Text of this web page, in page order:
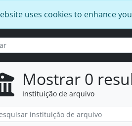
uses cookies to enhance
Mostrar 0
Instituição de arquivo